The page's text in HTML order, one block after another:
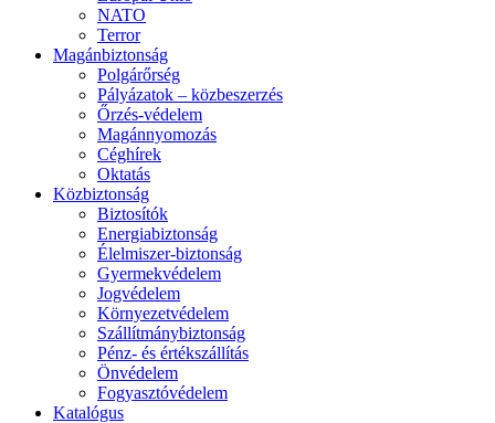
NATO
Terror
Magánbiztonság
Polgárőrség
Pályázatok – közbeszerzés
Őrzés-védelem
Magánnyomozás
Céghírek
Oktatás
Közbiztonság
Biztosítók
Energiabiztonság
Élelmiszer-biztonság
Gyermekvédelem
Jogvédelem
Környezetvédelem
Szállítmánybiztonság
Pénz- és értékszállítás
Önvédelem
Fogyasztóvédelem
Katalógus